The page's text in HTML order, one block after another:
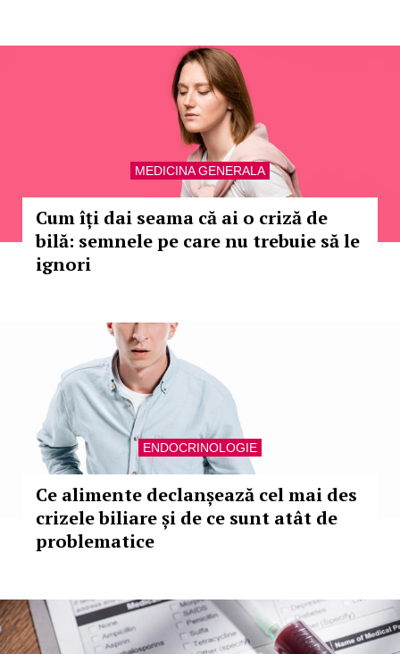
MEDICINA GENERALA
Cum îți dai seama că ai o criză de
bilă: semnele pe care nu trebuie să le
ignori
ENDOCRINOLOGIE
Ce alimente declanșează cel mai des
crizele biliare și de ce sunt atât de
problematice